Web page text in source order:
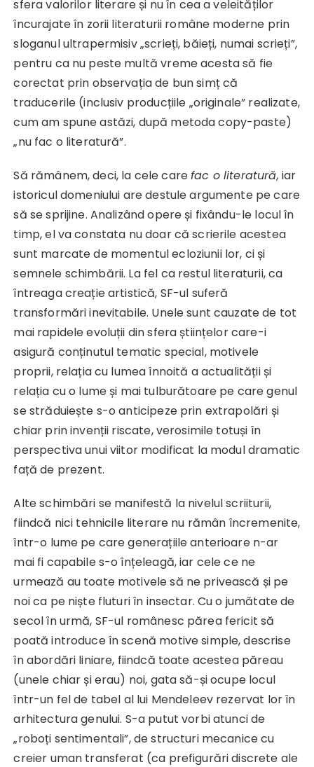
sfera valorilor literare și nu în cea a veleităților
încurajate în zorii literaturii române moderne prin
sloganul ultrapermisiv „scrieți, băieți, numai scrieți”,
pentru ca nu peste multă vreme acesta să fie
corectat prin observația de bun simț că
traducerile (inclusiv producțiile „originale” realizate,
cum am spune astăzi, după metoda copy-paste)
„nu fac o literatură”.
Să rămânem, deci, la cele carefac o literatură, iar
istoricul domeniului are destule argumente pe care
să se sprijine. Analizând opere și fixându-le locul în
timp, el va constata nu doar că scrierile acestea
sunt marcate de momentul ecloziunii lor, ci și
semnele schimbării. La fel ca restul literaturii, ca
întreaga creație artistică, SF-ul suferă
transformări inevitabile. Unele sunt cauzate de tot
mai rapidele evoluții din sfera științelor care-i
asigură conținutul tematic special, motivele
proprii, relația cu lumea înnoită a actualității și
relația cu o lume și mai tulburătoare pe care genul
se străduiește s-o anticipeze prin extrapolări și
chiar prin invenții riscate, verosimile totuși în
perspectiva unui viitor modificat la modul dramatic
față de prezent.
Alte schimbări se manifestă la nivelul scriiturii,
fiindcă nici tehnicile literare nu rămân încremenite,
într-o lume pe care generațiile anterioare n-ar
mai fi capabile s-o înțeleagă, iar cele ce ne
urmează au toate motivele să ne privească și pe
noi ca pe niște fluturi în insectar. Cu o jumătate de
secol în urmă, SF-ul românesc părea fericit să
poată introduce în scenă motive simple, descrise
în abordări liniare, fiindcă toate acestea păreau
(unele chiar și erau) noi, gata să-și ocupe locul
într-un fel de tabel al lui Mendeleev rezervat lor în
arhitectura genului. S-a putut vorbi atunci de
„roboți sentimentali”, de structuri mecanice cu
creier uman transferat (ca prefigurări discrete ale